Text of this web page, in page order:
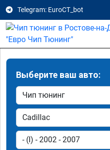
Telegram: EuroCT_bot
Выберите ваш авто: